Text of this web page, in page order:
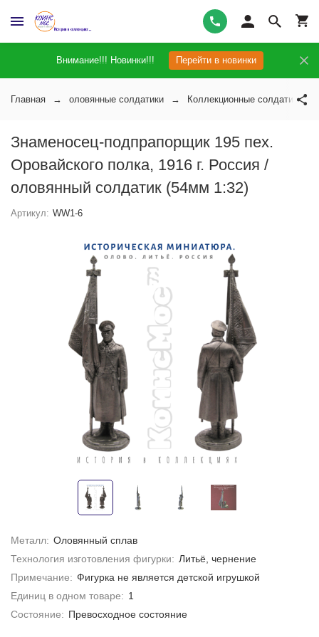
Внимание!!! Новинки!!! Перейти в новинки
Главная оловянные солдатики Коллекционные солдатики
Знаменосец-подпрапорщик 195 пех.
Оровайского полка, 1916 г. Россия /
оловянный солдатик (54мм 1:32)
Артикул: WW1-6
Металл: Оловянный сплав
Технология изготовления фигурки: Литьё, чернение
Примечание: Фигурка не является детской игрушкой
Единиц в одном товаре: 1
Состояние: Превосходное состояние